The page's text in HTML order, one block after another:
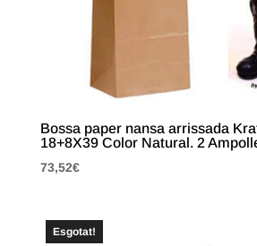
Bossa paper nansa arrissada
18+8X39 Color Natural. 2
73,52€
Esgotat!